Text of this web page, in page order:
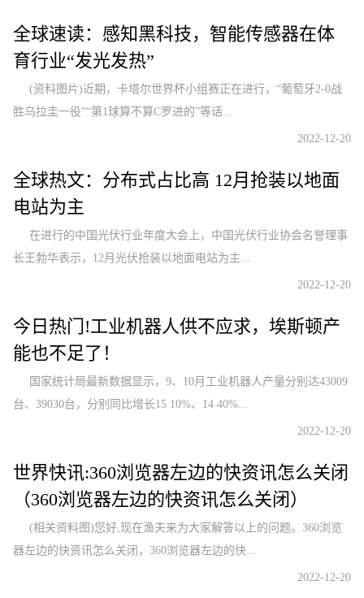
全球速读：感知黑科技，智能传感器在体
育行业“发光发热”
(资料图片)近期，卡塔尔世界杯小组赛正在进行，“葡萄牙2-0战
胜乌拉圭一役”“第1球算不算C罗进的”等话...
2022-12-20
全球热文：分布式占比高 12月抢装以地面
电站为主
在进行的中国光伏行业年度大会上，中国光伏行业协会名誉理事
长王勃华表示，12月光伏抢装以地面电站为主...
2022-12-20
今日热门!工业机器人供不应求，埃斯顿产
能也不足了！
国家统计局最新数据显示，9、10月工业机器人产量分别达43009
台、39030台，分别同比增长15 10%、14 40%...
2022-12-20
世界快讯:360浏览器左边的快资讯怎么关闭
（360浏览器左边的快资讯怎么关闭）
(相关资料图)您好,现在渔夫来为大家解答以上的问题。360浏览
器左边的快资讯怎么关闭，360浏览器左边的快...
2022-12-20